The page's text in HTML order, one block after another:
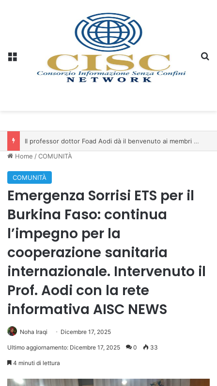
Il professor dottor Foad Aodi dà il benvenuto ai membri del Comitato per le Scienze delle Piramidi e le Scienze Archeologiche…
Home /COMUNITÀ
COMUNITÀ
Emergenza Sorrisi ETS per il
Burkina Faso: continua
l’impegno per la
cooperazione sanitaria
internazionale. Intervenuto il
Prof. Aodi con la rete
informativa AISC NEWS
Noha Iraqi Dicembre 17, 2025
Ultimo aggiornamento: Dicembre 17, 2025 0 33
4 minuti di lettura